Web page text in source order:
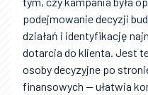
podejmowanie decyzji
działań i identyfikację
dotarcia do klienta. Jest
osoby decyzyjne po
finansowych — ułatwia